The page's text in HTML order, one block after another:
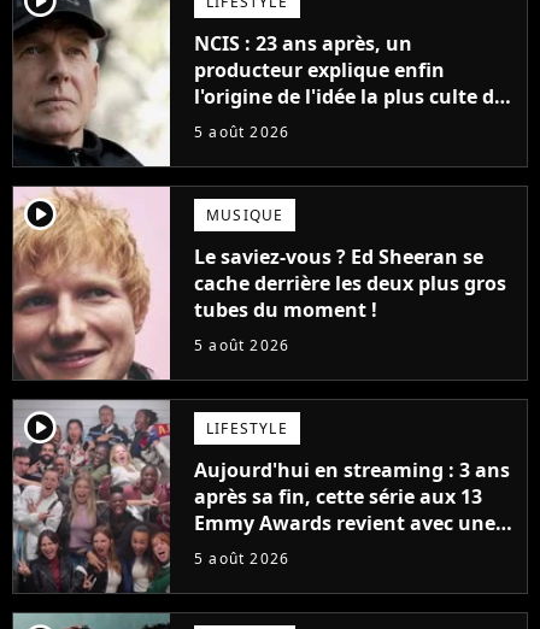
NCIS : 23 ans après, un
producteur explique enfin
l'origine de l'idée la plus culte de
la série (et on ne parle pas du
5 août 2026
player2 MUSIQUE
Le saviez-vous ? Ed Sheeran se
cache derrière les deux plus gros
tubes du moment !
5 août 2026
player2 LIFESTYLE
Aujourd'hui en streaming : 3 ans
après sa fin, cette série aux 13
Emmy Awards revient avec une
suite... totalement différente
5 août 2026